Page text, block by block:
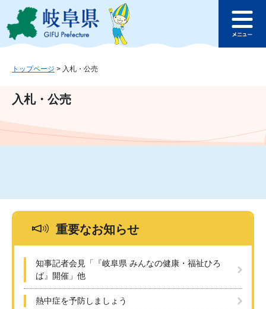
ジ
ュ
文
このページの本文へ
ュ
トップページ > 入札・公売
入札・公売
重要なお知らせ
知事記者会見「『岐阜県 みんなの健康・福祉ひろ
ば』開催」他
熱中症を予防しましょう